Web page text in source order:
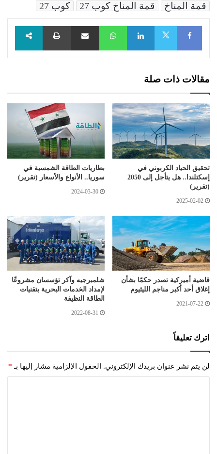
قمة المناخ
قمة المناخ كوب 27 كوب 27
Facebook
LinkedIn
WhatsAppمشاركة عبر البريد طباعة
مقالات ذات صلة
تحقيق الحياد الكربوني في
إسكتلندا.. هل يتأجل إلى 2050
(تقرير)
2025-02-02
بطاريات الطاقة الشمسية في
سوريا.. الأنواع والأسعار (تقرير)
2024-03-30
قاضية أميركية تصدر حكمًا بشأن
إغلاق أحد أكبر مناجم الليثيوم
2021-07-22
شلمبرجيه وآكر تؤسسان مشروعًا
لإمداد الخدمات البحرية بتقنيات
الطاقة النظيفة
2022-08-31
اترك تعليقاً
لن يتم نشر عنوان بريدك الإلكتروني. الحقول الإلزامية مشار إليها بـ *